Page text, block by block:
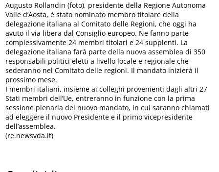
Augusto Rollandin (foto), presidente della Regione Autonoma
Valle d’Aosta, è stato nominato membro titolare della
delegazione italiana al Comitato delle Regioni, che oggi ha
avuto il via libera dal Consiglio europeo. Ne fanno parte
complessivamente 24 membri titolari e 24 supplenti. La
delegazione italiana farà parte della nuova assemblea di 350
responsabili politici eletti a livello locale e regionale che
sederanno nel Comitato delle regioni. Il mandato inizierà il
prossimo mese.
I membri italiani, insieme ai colleghi provenienti dagli altri 27
Stati membri dell’Ue, entreranno in funzione con la prima
sessione plenaria del nuovo mandato, in cui saranno chiamati
ad eleggere il nuovo Presidente e il primo vicepresidente
dell’assemblea.
(re.newsvda.it)